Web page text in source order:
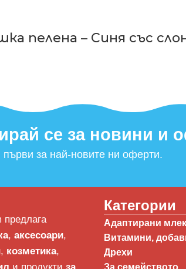
пелена – Синя със
се за новини и
първи за най-новите ни оферти.
предлага
,аксесоари,
, козметика,
и продуктиза
Категории
Адаптирани
Витамини,
Дрехи
За семейството